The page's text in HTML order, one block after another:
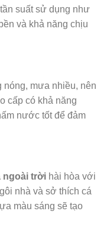
suất sử dụng như
và khả năng chịu
nóng, mưa nhiều, nên
cấp có khả năng
nước tốt để đảm
ngoài trời hài hòa với
nhà và sở thích cá
màu sáng sẽ tạo